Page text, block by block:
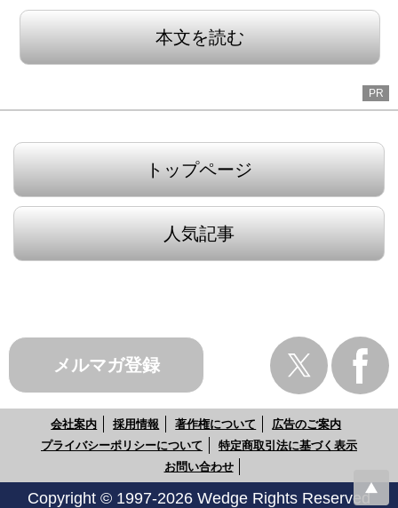
本文を読む
PR
トップページ
人気記事
メルマガ登録
会社案内 採用情報 著作権について
広告のご案内
プライバシーポリシーについて
特定商取引法に基づく表示
お問い合わせ
Copyright © 1997-2026 Wedge Rights Reserved